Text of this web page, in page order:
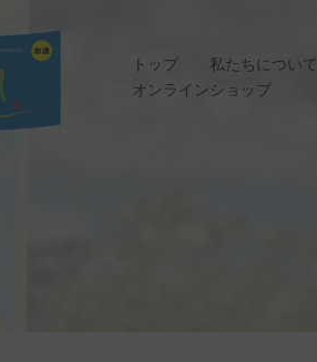
トップ 私たちについて
オンラインショップ